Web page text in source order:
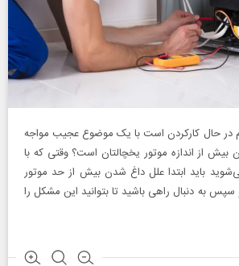
در حال کارکردن است با یک موضوع عجیب مواجه
از اندازه موتور یخچالتان است؟ وقتی که با
باید ابتدا علل داغ شدن بیش از حد موتور
به دنبال راهی باشید تا بتوانید این مشکل را